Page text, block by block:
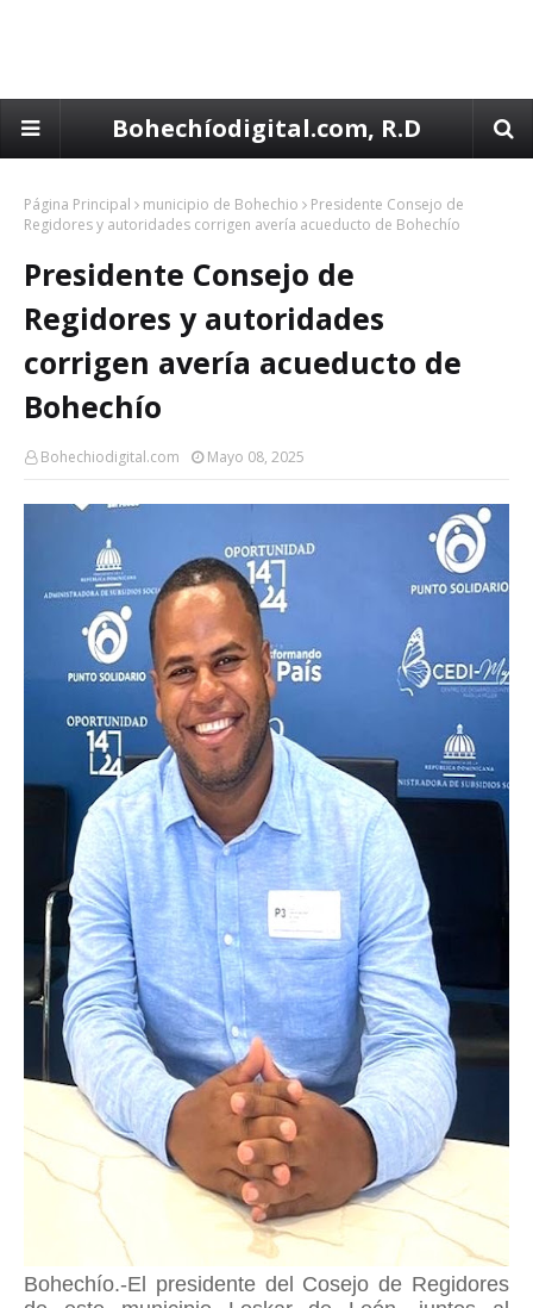
Bohechíodigital.com, R.D
Página Principal municipio de Bohechio
Presidente Consejo de
Regidores y autoridades corrigen avería acueducto de Bohechío
Presidente Consejo de
Regidores y autoridades
corrigen avería acueducto de
Bohechío
Bohechiodigital.com Mayo 08, 2025
Bohechío.-El presidente del Cosejo de Regidores